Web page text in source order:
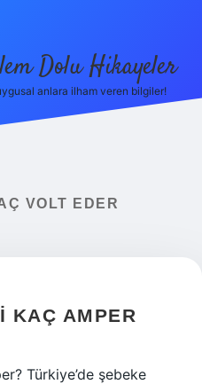
Dolu Hikayeler
anlara ilham veren bilgiler!
VOLT EDER
KAÇ AMPER
Türkiye’de şebeke